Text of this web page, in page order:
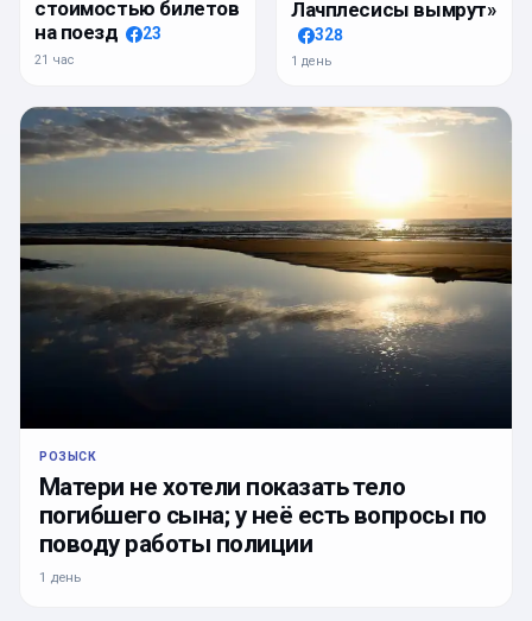
стоимостью билетов
на поезд
23
21 час
Лачплесисы вымрут»
328
1 день
РОЗЫСК
Матери не хотели показать тело
погибшего сына; у неё есть вопросы по
поводу работы полиции
1 день